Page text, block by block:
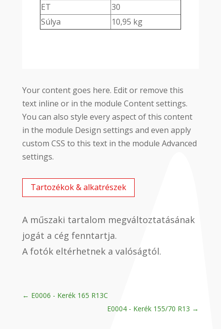
ET
30
Súlya
10,95 kg
Your content goes here. Edit or remove this
text inline or in the module Content settings.
You can also style every aspect of this content
in the module Design settings and even apply
custom CSS to this text in the module Advanced
settings.
Tartozékok & alkatrészek
A műszaki tartalom megváltoztatásának
jogát a cég fenntartja.
A fotók eltérhetnek a valóságtól.
← E0006 - Kerék 165 R13C
E0004 - Kerék 155/70 R13 →